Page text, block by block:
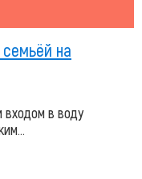
на
входом в воду